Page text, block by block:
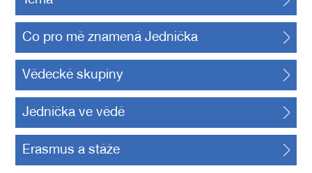
Co pro mě znamená Jednička
Vědecké skupiny
Jednička ve vědě
Erasmus a stáže